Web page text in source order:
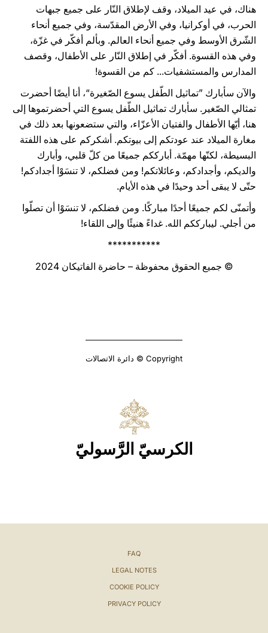
هناك، في عيد الميلاد، وقف لإطلاق النّار على جميع جبهات
الحرب، في أوكرانيا، وفي الأرض المقدّسة، وفي جميع أنحاء
الشّرق الأوسط وفي جميع أنحاء العالم. وبألم أفكّر في غزّة،
وفي هذه القسوة. أفكّر في إطلاق النّار على الأطفال، وقصف
المدارس والمستشفيات... كم من القسوة!
والآن سأبارك ”تماثيل الطّفل يسوع الصّغيرة“، أنا أيضًا أحضرت
تمثالي الصّغير. سأبارك تماثيل الطّفل يسوع التي أحضرتموها إلى
هنا، أيّها الأطفال والفتيان الأعزّاء، والتي ستضعونها بعد ذلك في
مغارة الميلاد عند عودتكم إلى بيوتكم. أشكركم على هذه اللفتة
البسيطة، لكنّها مهمّة. أبارككم جميعًا من كلّ قلبي، وأبارك
والديكم، وأجدادكم، وعائلاتكم! ومن فضلكم، لا تنسَوْا أجدادكم!
حتّى لا يبقى أحد وحيدًا في هذه الأيام.
وأتمنّى لكم جميعًا أحدًا مباركًا. ومن فضلكم، لا تنسَوْا أن تصلّوا
من أجلي. ليبارككم الله. غداءً هنيئًا وإلى اللقاء!
***********
© جميع الحقوق محفوظة – حاضرة الفاتيكان 2024
Copyright © دائرة الاتصالات
الكرسيّ الرَّسوليّ
FAQ
LEGAL NOTES
COOKIE POLICY
PRIVACY POLICY